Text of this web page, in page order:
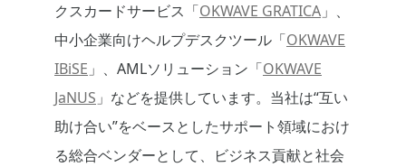
クスカードサービス「OKWAVE GRATICA 」、
中小企業向けヘルプデスクツール「OKWAVE
IBiSE 」、AMLソリューション「OKWAVE
JaNUS 」などを提供しています。当社は“互い
助け合い”をベースとしたサポート領域におけ
る総合ベンダーとして、ビジネス貢献と社会